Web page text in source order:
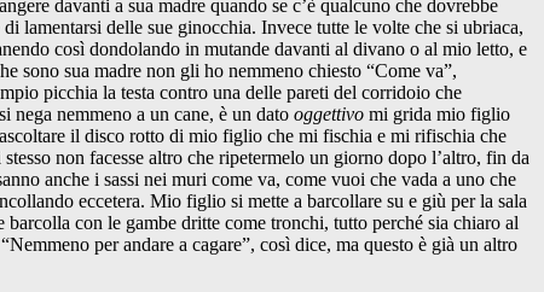
davanti a sua madre quando se c’è qualcuno che dovrebbe
lamentarsi delle sue ginocchia. Invece tutte le volte che si ubriaca,
così dondolando in mutande davanti al divano o al mio letto, e
sono sua madre non gli ho nemmeno chiesto “Come va”,
picchia la testa contro una delle pareti del corridoio che
nega nemmeno a un cane, è un dato oggettivo mi grida mio figlio
il disco rotto di mio figlio che mi fischia e mi rifischia che
non facesse altro che ripetermelo un giorno dopo l’altro, fin da
anche i sassi nei muri come va, come vuoi che vada a uno che
eccetera. Mio figlio si mette a barcollare su e giù per la sala
con le gambe dritte come tronchi, tutto perché sia chiaro al
per andare a cagare”, così dice, ma questo è già un altro